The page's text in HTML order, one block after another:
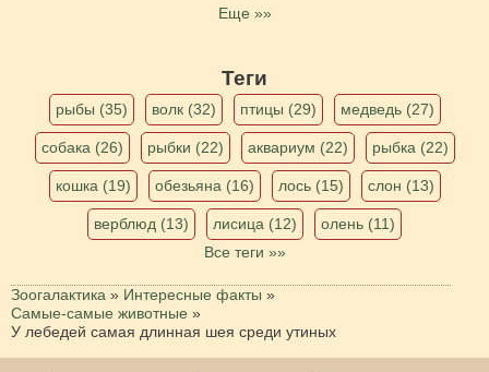
Еще »»
Теги
рыбы (35) волк (32) птицы (29) медведь (27)
собака (26) рыбки (22) аквариум (22) рыбка (22)
кошка (19) обезьяна (16) лось (15) слон (13)
верблюд (13) лисица (12)
олень (11)
Все теги »»
Зоогалактика » Интересные факты »
Самые-самые животные »
У лебедей самая длинная шея среди утиных